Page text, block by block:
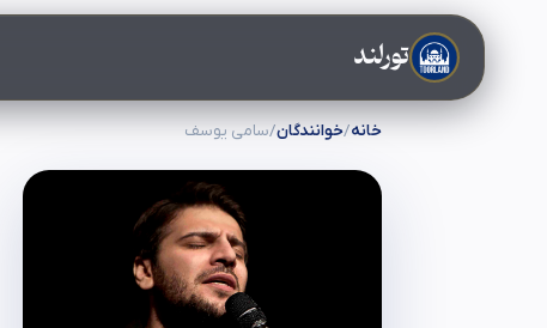
تورلند
خانه/خوانندگان/سامی یوسف